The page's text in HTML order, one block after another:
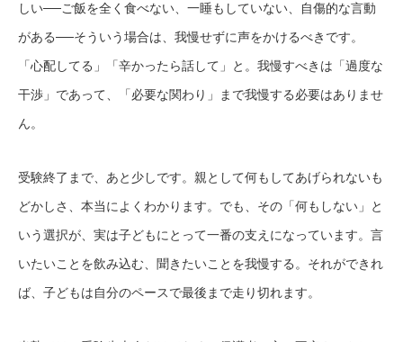
しい──ご飯を全く食べない、一睡もしていない、自傷的な言動
がある──そういう場合は、我慢せずに声をかけるべきです。
「心配してる」「辛かったら話して」と。我慢すべきは「過度な
干渉」であって、「必要な関わり」まで我慢する必要はありませ
ん。
受験終了まで、あと少しです。親として何もしてあげられないも
どかしさ、本当によくわかります。でも、その「何もしない」と
いう選択が、実は子どもにとって一番の支えになっています。言
いたいことを飲み込む、聞きたいことを我慢する。それができれ
ば、子どもは自分のペースで最後まで走り切れます。